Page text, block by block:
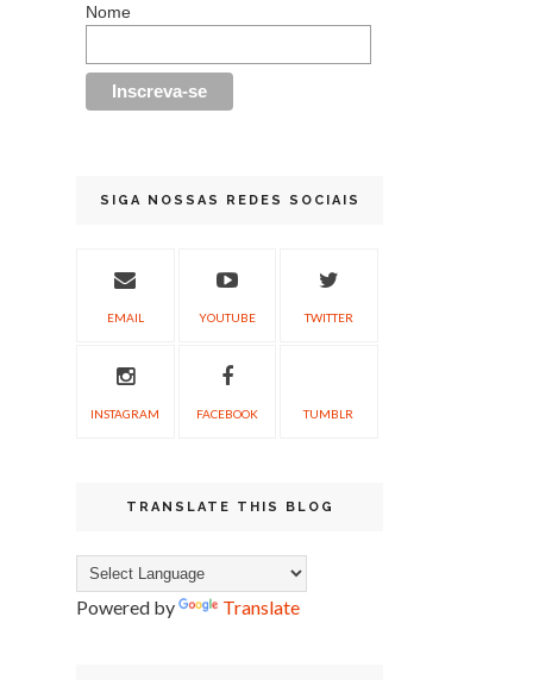
Nome
SIGA NOSSAS REDES SOCIAIS
EMAIL YOUTUBE TWITTER
INSTAGRAM FACEBOOK TUMBLR
TRANSLATE THIS BLOG
Powered by Translate